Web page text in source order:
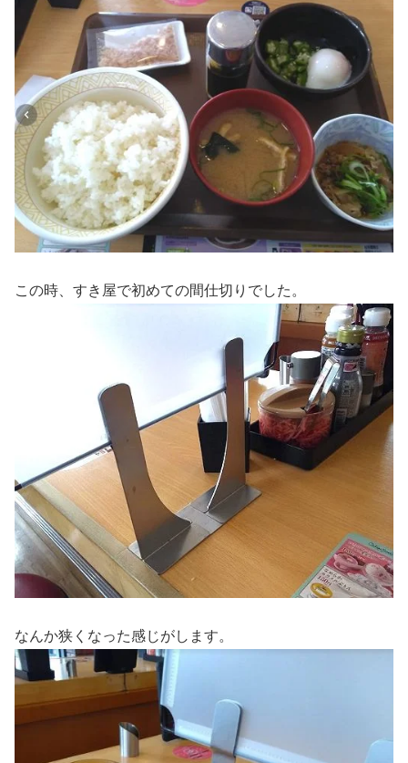
この時、すき屋で初めての間仕切りでした。
なんか狭くなった感じがします。